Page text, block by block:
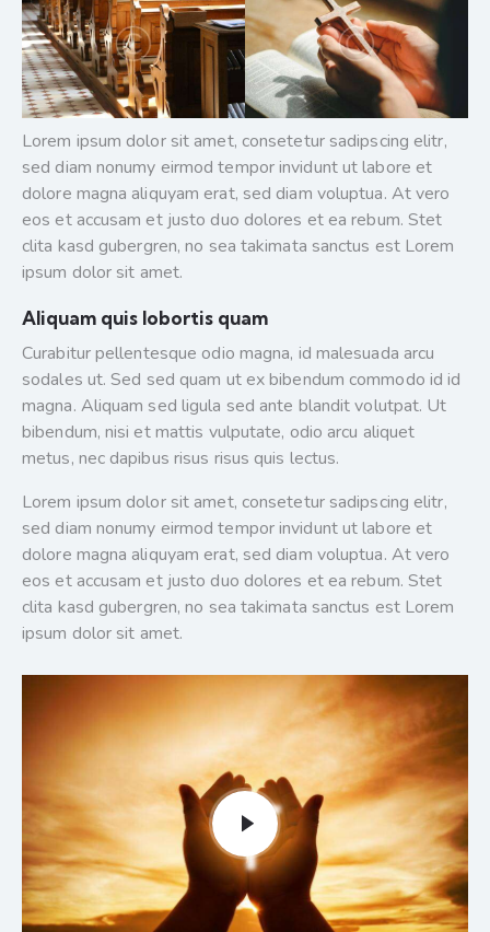
Lorem ipsum dolor sit amet, consetetur sadipscing elitr,
sed diam nonumy eirmod tempor invidunt ut labore et
dolore magna aliquyam erat, sed diam voluptua. At vero
eos et accusam et justo duo dolores et ea rebum. Stet
clita kasd gubergren, no sea takimata sanctus est Lorem
ipsum dolor sit amet.
Aliquam quis lobortis quam
Curabitur pellentesque odio magna, id malesuada arcu
sodales ut. Sed sed quam ut ex bibendum commodo id id
magna. Aliquam sed ligula sed ante blandit volutpat. Ut
bibendum, nisi et mattis vulputate, odio arcu aliquet
metus, nec dapibus risus risus quis lectus.
Lorem ipsum dolor sit amet, consetetur sadipscing elitr,
sed diam nonumy eirmod tempor invidunt ut labore et
dolore magna aliquyam erat, sed diam voluptua. At vero
eos et accusam et justo duo dolores et ea rebum. Stet
clita kasd gubergren, no sea takimata sanctus est Lorem
ipsum dolor sit amet.